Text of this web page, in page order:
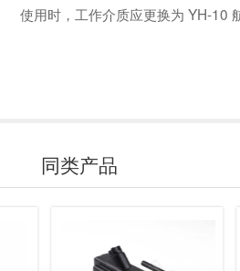
使用时，工作介质应更换为 YH-10
同类产品